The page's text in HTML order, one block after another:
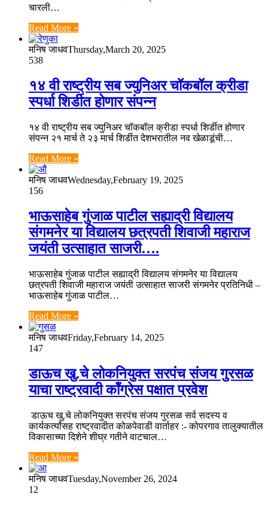
चारली…
Read More »
मनिष जाधवThursday,March 20, 2025
538
१४ वी राष्ट्रीय सब ज्युनिअर चॉकबॉल क्रीडा
स्पर्धा शिर्डीत होणार संपन्न
१४ वी राष्ट्रीय सब ज्युनिअर चॉकबॉल क्रीडा स्पर्धा शिर्डीत होणार
संपन्न २१ मार्च ते २३ मार्च शिर्डीत देशभरातील नव खेळाडूंची…
Read More »
मनिष जाधवWednesday,February 19, 2025
156
भाऊसाहेब गुंजाळ पाटील सह्याद्री विद्यालय
संगमनेर या विद्यालय छत्रपती शिवाजी महाराज
जयंती उत्साहात साजरी….
भाऊसाहेब गुंजाळ पाटील सह्याद्री विद्यालय संगमनेर या विद्यालय
छत्रपती शिवाजी महाराज जयंती उत्साहात साजरी संगमनेर प्रतिनिधी –
भाऊसाहेब गुंजाळ पाटील…
Read More »
मनिष जाधवFriday,February 14, 2025
147
डाऊच खु.चे लोकनियुक्त सरपंच संजय गुरसळ
याचा राष्ट्रवादी कॉंग्रेस पक्षात प्रवेश
डाऊच खु.चे लोकनियुक्त सरपंच संजय गुरसळ सर्व सदस्य व
कार्यकर्त्यांसह राष्ट्रवादीत कोळपेवाडी वार्ताहर :- कोपरगाव तालुक्यातील
विकासाच्या दिशेने शीघ्र गतीने वाटचाल…
Read More »
मनिष जाधवTuesday,November 26, 2024
12